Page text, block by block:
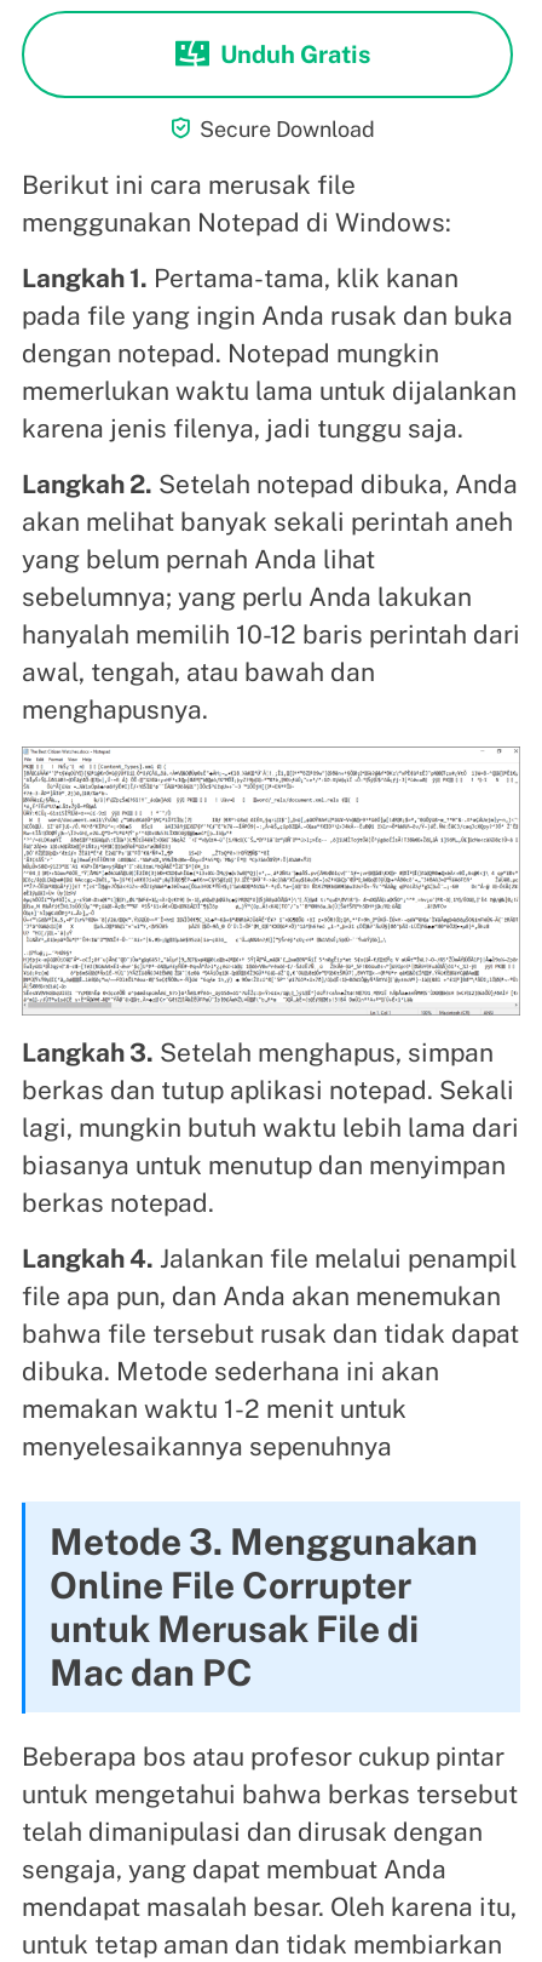
Unduh Gratis
 Secure Download
Berikut ini cara merusak file
menggunakan Notepad di Windows:
Langkah 1. Pertama-tama, klik kanan
pada file yang ingin Anda rusak dan buka
dengan notepad. Notepad mungkin
memerlukan waktu lama untuk dijalankan
karena jenis filenya, jadi tunggu saja.
Langkah 2. Setelah notepad dibuka, Anda
akan melihat banyak sekali perintah aneh
yang belum pernah Anda lihat
sebelumnya; yang perlu Anda lakukan
hanyalah memilih 10-12 baris perintah dari
awal, tengah, atau bawah dan
menghapusnya.
Langkah 3. Setelah menghapus, simpan
berkas dan tutup aplikasi notepad. Sekali
lagi, mungkin butuh waktu lebih lama dari
biasanya untuk menutup dan menyimpan
berkas notepad.
Langkah 4. Jalankan file melalui penampil
file apa pun, dan Anda akan menemukan
bahwa file tersebut rusak dan tidak dapat
dibuka. Metode sederhana ini akan
memakan waktu 1-2 menit untuk
menyelesaikannya sepenuhnya
Metode 3. Menggunakan
Online File Corrupter
untuk Merusak File di
Mac dan PC
Beberapa bos atau profesor cukup pintar
untuk mengetahui bahwa berkas tersebut
telah dimanipulasi dan dirusak dengan
sengaja, yang dapat membuat Anda
mendapat masalah besar. Oleh karena itu,
untuk tetap aman dan tidak membiarkan